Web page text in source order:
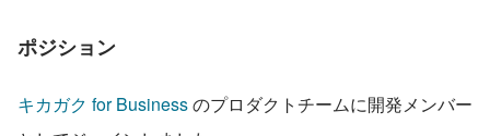
ポジション
キカガク for Business のプロダクトチームに開発メンバー